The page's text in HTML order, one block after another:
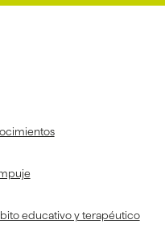
educativo y terapéutico